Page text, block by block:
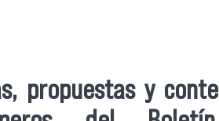
propuestas y